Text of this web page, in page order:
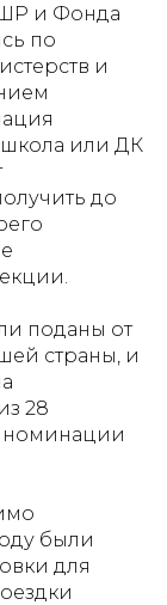
и Фонда
по
и
школа или ДК
до
поданы от
страны, и
28
номинации
были
для